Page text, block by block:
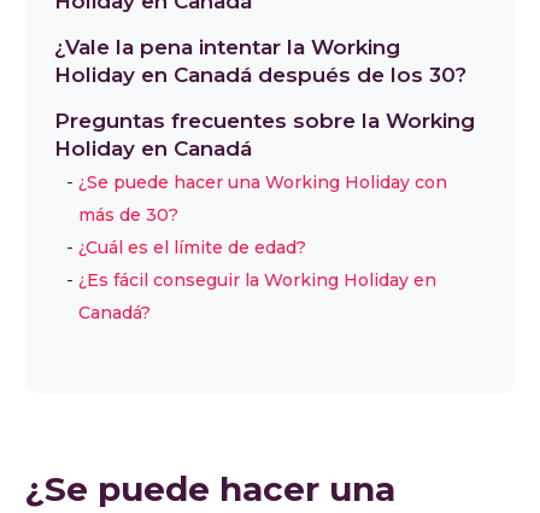
¿Vale la pena intentar la Working
Holiday en Canadá después de los 30?
Preguntas frecuentes sobre la Working
Holiday en Canadá
¿Se puede hacer una Working Holiday con
más de 30?
¿Cuál es el límite de edad?
¿Es fácil conseguir la Working Holiday en
Canadá?
¿Se puede hacer una